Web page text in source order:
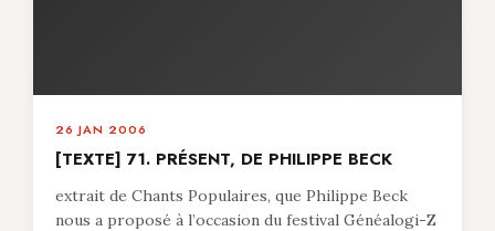
26 JAN 2006
[TEXTE] 71. PRÉSENT, DE PHILIPPE BECK
extrait de Chants Populaires, que Philippe Beck
nous a proposé à l’occasion du festival Généalogi-Z